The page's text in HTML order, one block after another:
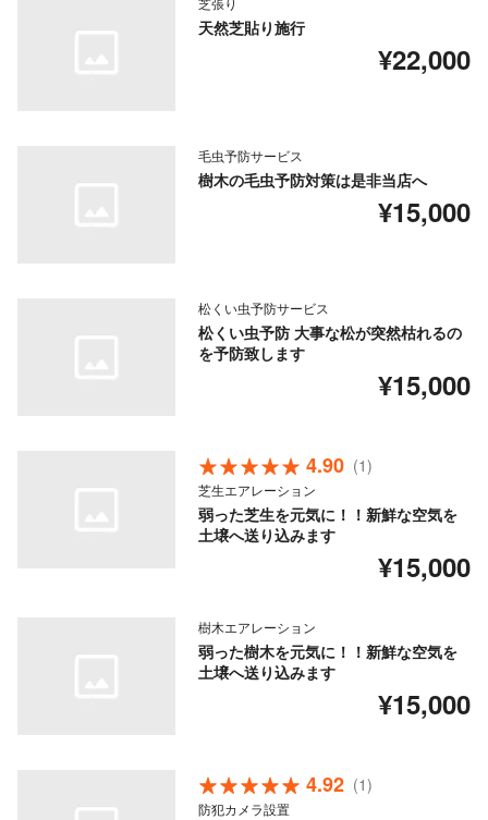
天然芝貼り施行
¥22,000
毛虫予防サービス
樹木の毛虫予防対策は是非当店へ
¥15,000
松くい虫予防サービス
松くい虫予防 大事な松が突然枯れるの
を予防致します
¥15,000
4.90 (1)
芝生エアレーション
弱った芝生を元気に！！新鮮な空気を
土壌へ送り込みます
¥15,000
樹木エアレーション
弱った樹木を元気に！！新鮮な空気を
土壌へ送り込みます
¥15,000
4.92 (1)
防犯カメラ設置